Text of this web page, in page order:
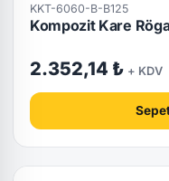
KKT-6060-B-B125
Kompozit Kare
2.352,14 ₺ + KDV